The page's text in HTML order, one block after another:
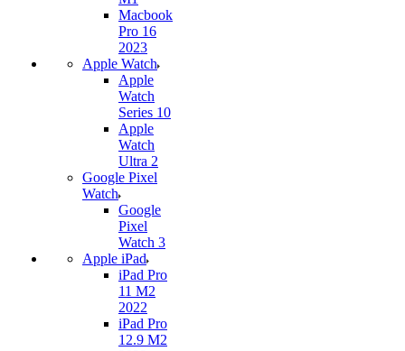
Macbook
Pro 16
2023
Apple Watch
Apple
Watch
Series 10
Apple
Watch
Ultra 2
Google Pixel
Watch
Google
Pixel
Watch 3
Apple iPad
iPad Pro
11 M2
2022
iPad Pro
12.9 M2